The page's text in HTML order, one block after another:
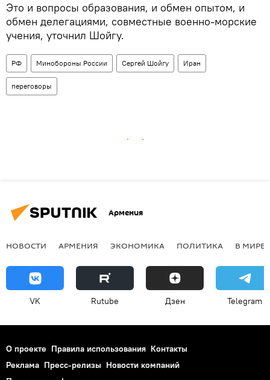
Это и вопросы образования, и обмен опытом, и
обмен делегациями, совместные военно-морские
учения, уточнил Шойгу.
РФ Минобороны России Сергей Шойгу Иран
переговоры
Армения
НОВОСТИ АРМЕНИЯ ЭКОНОМИКА ПОЛИТИКА В МИРЕ
VK Rutube Дзен Telegram
О проекте Правила использования Контакты
Реклама Пресс-релизы Новости компаний